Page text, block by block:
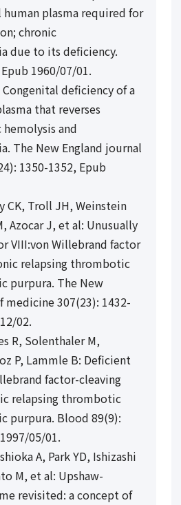
plasma required for
chronic
due to its deficiency.
1960/07/01.
deficiency of a
that reverses
and
The New England journal
1350-1352, Epub
CK, Troll JH, Weinstein
Azocar J, et al: Unusually
VIII:von Willebrand factor
relapsing thrombotic
purpura. The New
medicine 307(23): 1432-
02.
R, Solenthaler M,
P, Lammle B: Deficient
factor-cleaving
relapsing thrombotic
purpura. Blood 89(9):
05/01.
A, Park YD, Ishizashi
M, et al: Upshaw-
revisited: a concept of